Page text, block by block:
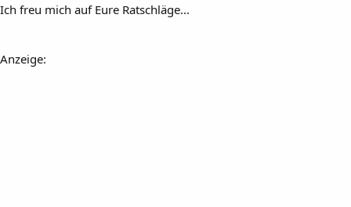
Ich freu mich auf Eure Ratschläge...
Anzeige: